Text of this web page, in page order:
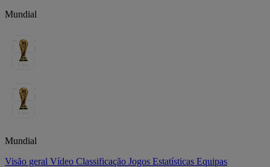
Mundial
Mundial
Visão geral Vídeo Classificação Jogos Estatísticas Equipas